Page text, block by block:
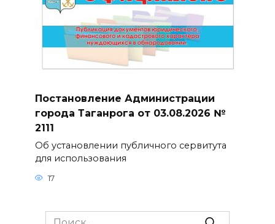
Постановление Администрации
города Таганрога от 03.08.2026 №
2111
Об установлении публичного сервитута
для использования
17
Search